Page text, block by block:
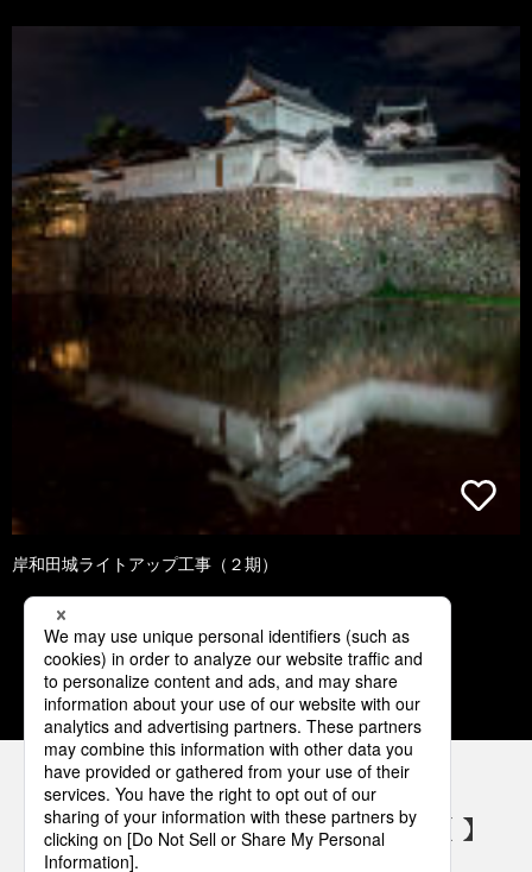
岸和田城ライトアップ工事（２期）
1 2 3 4 5
パナソニックの電気設備 SNSアカウント